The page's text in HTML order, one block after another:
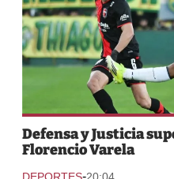
Defensa y Justicia
Florencio Varela